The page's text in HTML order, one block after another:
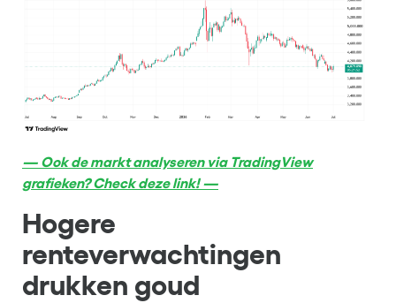
— Ook de markt analyseren via TradingView
grafieken? Check deze link! —
Hogere
renteverwachtingen
drukken goud